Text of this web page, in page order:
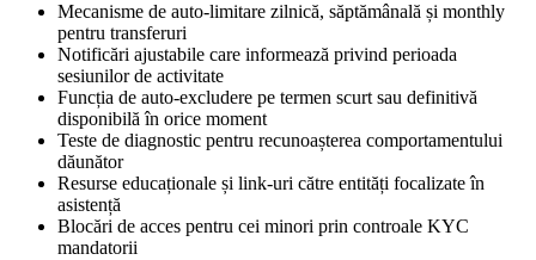
Mecanisme de auto-limitare zilnică, săptămânală și monthly
pentru transferuri
Notificări ajustabile care informează privind perioada
sesiunilor de activitate
Funcția de auto-excludere pe termen scurt sau definitivă
disponibilă în orice moment
Teste de diagnostic pentru recunoașterea comportamentului
dăunător
Resurse educaționale și link-uri către entități focalizate în
asistență
Blocări de acces pentru cei minori prin controale KYC
mandatorii